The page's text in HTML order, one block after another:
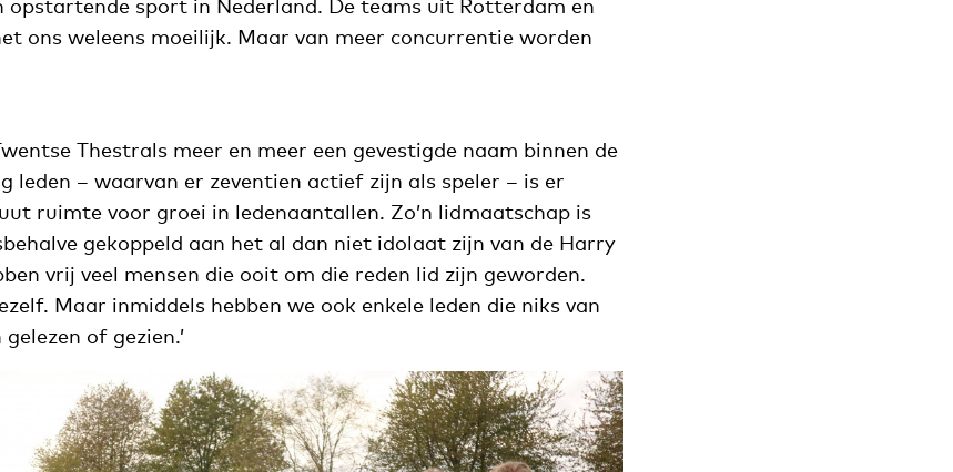
opstartende sport in Nederland. De teams uit Rotterdam en
ons weleens moeilijk. Maar van meer concurrentie worden
Thestrals meer en meer een gevestigde naam binnen de
leden – waarvan er zeventien actief zijn als speler – is er
ruimte voor groei in ledenaantallen. Zo’n lidmaatschap is
gekoppeld aan het al dan niet idolaat zijn van de Harry
vrij veel mensen die ooit om die reden lid zijn geworden.
Maar inmiddels hebben we ook enkele leden die niks van
of gezien.’